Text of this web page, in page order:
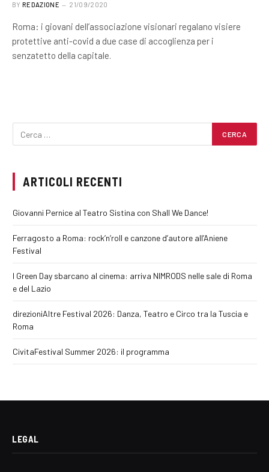
BY REDAZIONE 21/09/2020
Roma: i giovani dell’associazione visionari regalano visiere
protettive anti-covid a due case di accoglienza per i
senzatetto della capitale.
ARTICOLI RECENTI
Giovanni Pernice al Teatro Sistina con Shall We Dance!
Ferragosto a Roma: rock’n’roll e canzone d’autore all’Aniene
Festival
I Green Day sbarcano al cinema: arriva NIMRODS nelle sale di Roma
e del Lazio
direzioniAltre Festival 2026: Danza, Teatro e Circo tra la Tuscia e
Roma
CivitaFestival Summer 2026: il programma
LEGAL